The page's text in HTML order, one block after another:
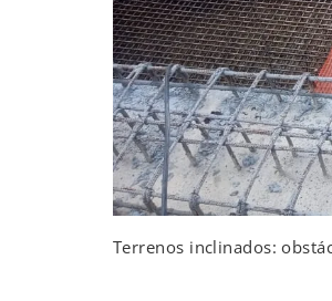
Terrenos inclinados: